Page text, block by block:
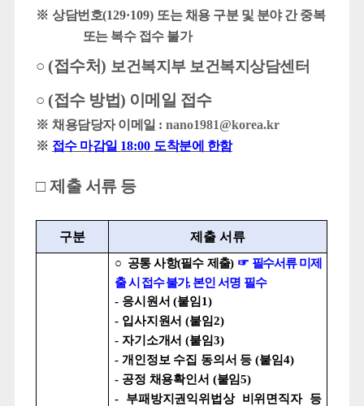
※상담번호(129·109) 또는 채용 구분 및 분야 간 중복
또는 복수 접수 불가
○ (접수처) 보건복지부 보건복지상담센터
○ (접수 방법) 이메일 접수
※채용담당자 이메일 :nano1981@korea.kr
※ 접수 마감일 18:00 도착분에 한함
□제출 서류 등
구분 제출 서류
○ 공통 사항(필수 제출) ☞ 필수서류 미제
출 시 접수 불가, 본인 서명 필수
- 응시원서(붙임1)
- 입사지원서(붙임2)
- 자기소개서(붙임3)
- 개인정보 수집 동의서 등(붙임4)
- 공정 채용확인서 (붙임5)
- 부패방지권익위법상 비위면직자 등